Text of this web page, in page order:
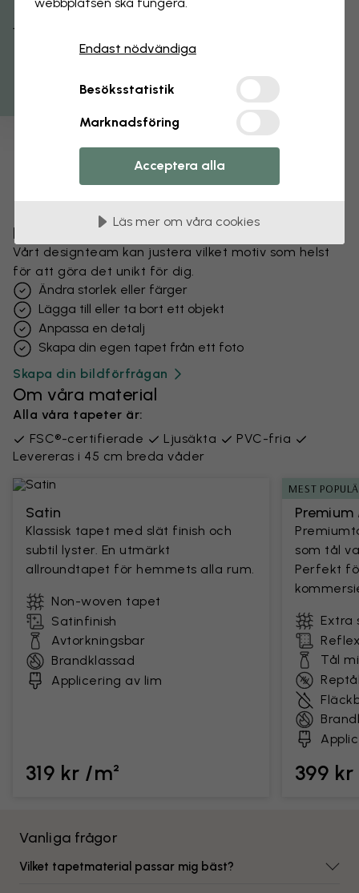
Förändra din tapet
Vårt designteam kan justera vilket motiv som helst
för att göra det unikt för dig.
Ändra storlek eller färger
Lägga till eller ta bort ett objekt
Anpassa en detalj
Skapa din egen tapet från ett foto
Skapa din bildförfrågan
Om våra material
Alla våra tapeter är:
FSC®-certifierade
Ljusäkta
PVC-fria
Levereras i 45 cm breda våder
Satin
Klassisk tapet med slät finish och
subtil lyster. En utmärkt
allroundtapet för hemmets alla rum.
Non-woven tapet
Satinfinish
Avtorkningsbar
Brandklassad
Applicering av lim
319 kr /m²
MEST
som tål
Perfekt
Extra
Tål
399
Vanliga frågor
Vilket tapetmaterial passar mig bäst?
Få 15% rabatt Endast nödvändiga
Besöksstatistik
Marknadsföring
Acceptera alla
Läs mer om våra cookies